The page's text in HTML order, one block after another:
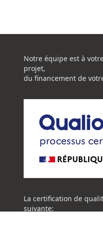
Notre équipe est à
projet,
du financement de
La certification de
suivante: